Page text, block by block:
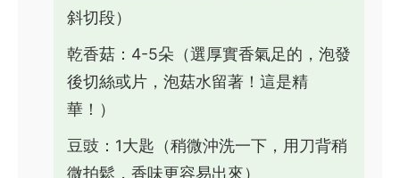
斜切段）
乾香菇：4-5朵（選厚實香氣足的，泡發
後切絲或片，泡菇水留著！這是精
華！）
豆豉：1大匙（稍微沖洗一下，用刀背稍
微拍鬆，香味更容易出來）